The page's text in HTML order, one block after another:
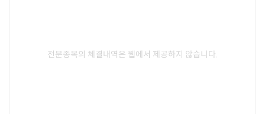
전문종목의 체결내역은 웹에서 제공하지 않습니다.